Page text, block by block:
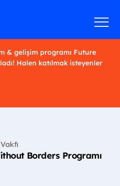
& gelişim programı Future
Halen katılmak isteyenler
Borders Programı